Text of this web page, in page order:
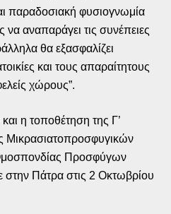
παραδοσιακή φυσιογνωμία
αναπαράγει τις συνέπειες
θα εξασφαλίζει
και τους απαραίτητους
χώρους”.
η τοποθέτηση της Γ’
Μικρασιατοπροσφυγικών
Προσφύγων
Πάτρα στις 2 Οκτωβρίου